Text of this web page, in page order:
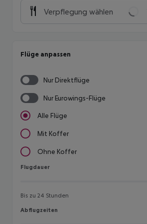
Verpflegung wählen
Flüge anpassen
Nur Direktflüge
Nur Eurowings-Flüge
Alle Flüge
Mit Koffer
Ohne Koffer
Flugdauer
Flugdauer
Bis zu 24 Stunden
Abflugzeiten
Abflugzeiten